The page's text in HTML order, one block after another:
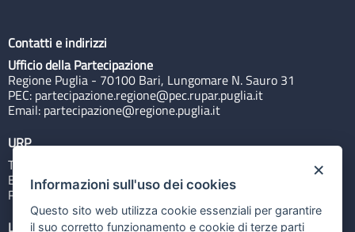
Contatti e indirizzi
Ufficio della Partecipazione
Regione Puglia - 70100 Bari, Lungomare N. Sauro 31
PEC: partecipazione.regione@pec.rupar.puglia.it
Email: partecipazione@regione.puglia.it
URP
Tel: 800713939
Email:quiregione@regione.puglia.it
Rubrica
Link utili
×
Informazioni sull'uso dei cookies
Questo sito web utilizza cookie essenziali per garantire
il suo corretto funzionamento e cookie di terze parti